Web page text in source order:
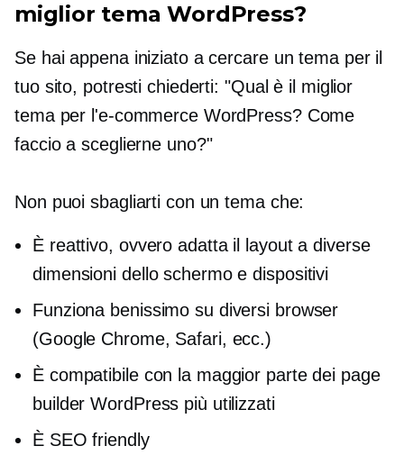
miglior tema WordPress?
Se hai appena iniziato a cercare un tema per il
tuo sito, potresti chiederti: "Qual è il miglior
tema per l'e-commerce WordPress? Come
faccio a sceglierne uno?"
Non puoi sbagliarti con un tema che:
È reattivo, ovvero adatta il layout a diverse
dimensioni dello schermo e dispositivi
Funziona benissimo su diversi browser
(Google Chrome, Safari, ecc.)
È compatibile con la maggior parte dei page
builder WordPress più utilizzati
È SEO friendly